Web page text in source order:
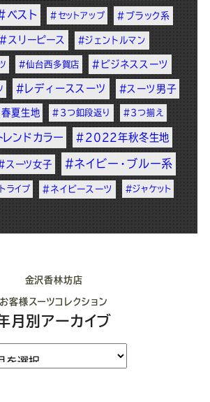
ベスト #セットアップ #ブラック系
#スリーピース #ジェントルマン
#仙台西多賀店 #ビジネススーツ
#レディーススーツ #スーツ男子
夏生地 #3つ釦段返り #3つ揃え
ンドカラー #2022年秋冬生地
スーツ女子 #ネイビー・ブルー系
ライプ #ネイビースーツ #ジャケット
金沢香林坊店
お客様スーツコレクション
月別アーカイブ